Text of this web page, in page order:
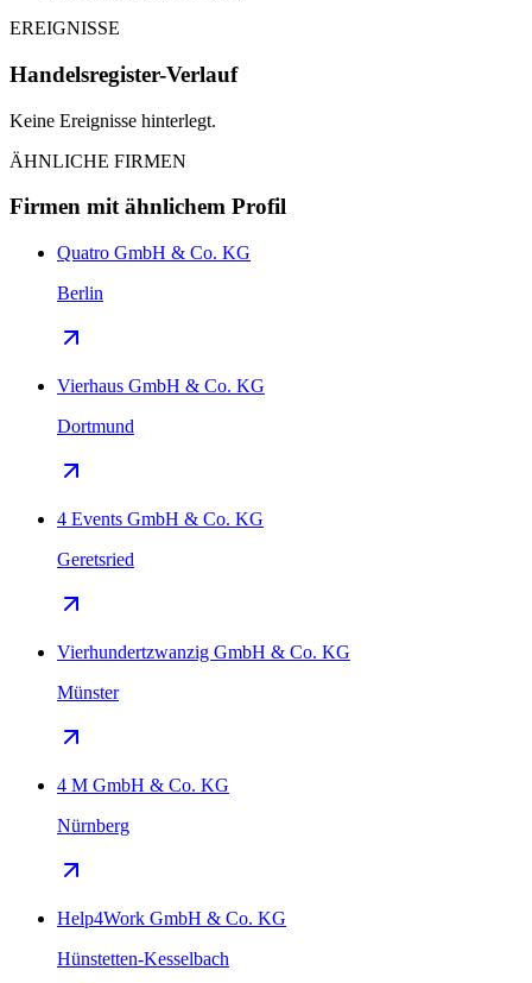
EREIGNISSE
Handelsregister-Verlauf
Keine Ereignisse hinterlegt.
ÄHNLICHE FIRMEN
Firmen mit ähnlichem Profil
Quatro GmbH & Co. KG
Berlin
Vierhaus GmbH & Co. KG
Dortmund
4 Events GmbH & Co. KG
Geretsried
Vierhundertzwanzig GmbH & Co. KG
Münster
4 M GmbH & Co. KG
Nürnberg
Help4Work GmbH & Co. KG
Hünstetten-Kesselbach